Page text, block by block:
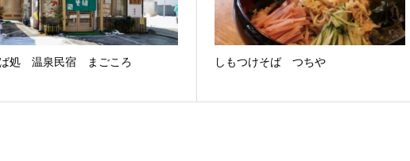
処 温泉民宿 まごころ しもつけそば つちや